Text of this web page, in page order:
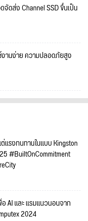
จัดส่ง Channel SSD ขึ้นเป็น
งานง่าย ความปลอดภัยสูง
แรงทนทานในแบบ Kingston
#BuiltOnCommitment
AI และ แรมแนวนอนจาก
2024